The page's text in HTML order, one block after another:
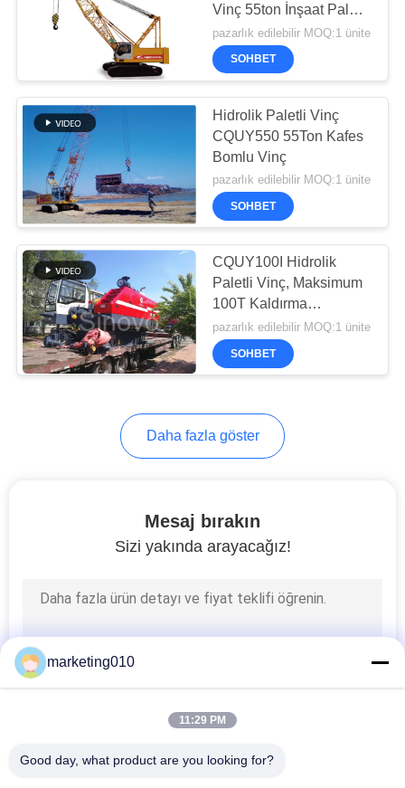
Vinç 55ton İnşaat Paletli
Vinç
pazarlık edilebilir MOQ:1 ünite
SOHBET
Hidrolik Paletli Vinç
CQUY550 55Ton Kafes
Bomlu Vinç
pazarlık edilebilir MOQ:1 ünite
SOHBET
CQUY100I Hidrolik
Paletli Vinç, Maksimum
100T Kaldırma
Kapasitesi
pazarlık edilebilir MOQ:1 ünite
SOHBET
Daha fazla göster
Mesaj bırakın
Sizi yakında arayacağız!
marketing010
11:29 PM
Good day, what product are you looking for?